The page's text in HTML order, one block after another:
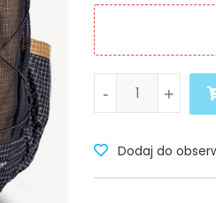
ilość Plecak
+
-
Dodaj do